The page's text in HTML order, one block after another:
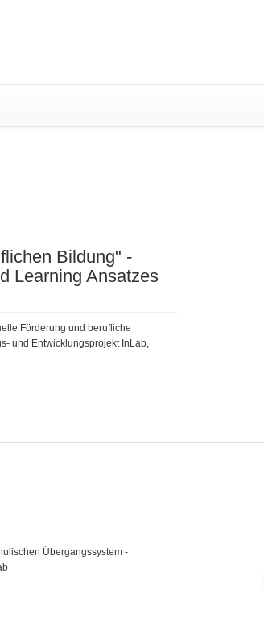
Bildung" -
Learning Ansatzes
Förderung und berufliche
und Entwicklungsprojekt InLab,
Übergangssystem -